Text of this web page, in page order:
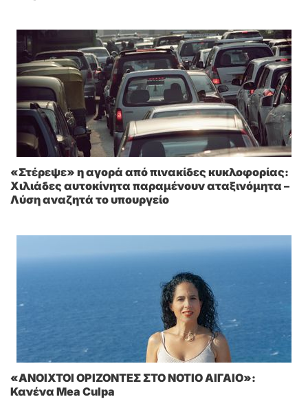
«Στέρεψε» η αγορά από πινακίδες κυκλοφορίας:
Χιλιάδες αυτοκίνητα παραμένουν αταξινόμητα –
Λύση αναζητά το υπουργείο
«ΑΝΟΙΧΤΟΙ ΟΡΙΖΟΝΤΕΣ ΣΤΟ ΝΟΤΙΟ ΑΙΓΑΙΟ»:
Κανένα Mea Culpa